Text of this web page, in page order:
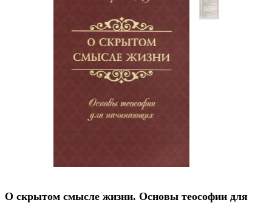
О скрытом смысле жизни. Основы теософии для